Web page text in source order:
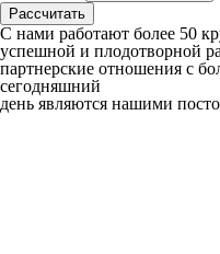
Рассчитать
C нами работают более 50
успешной и плодотворной
партнерские отношения с
сегодняшний
день являются нашими